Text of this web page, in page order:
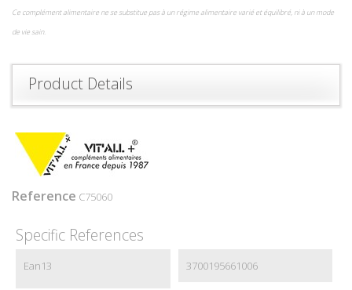
Ce complément alimentaire ne se substitue pas à un régime alimentaire varié et équilibré, ni à un mode
de vie sain.
Product Details
Reference C75060
Specific References
Ean13 3700195661006